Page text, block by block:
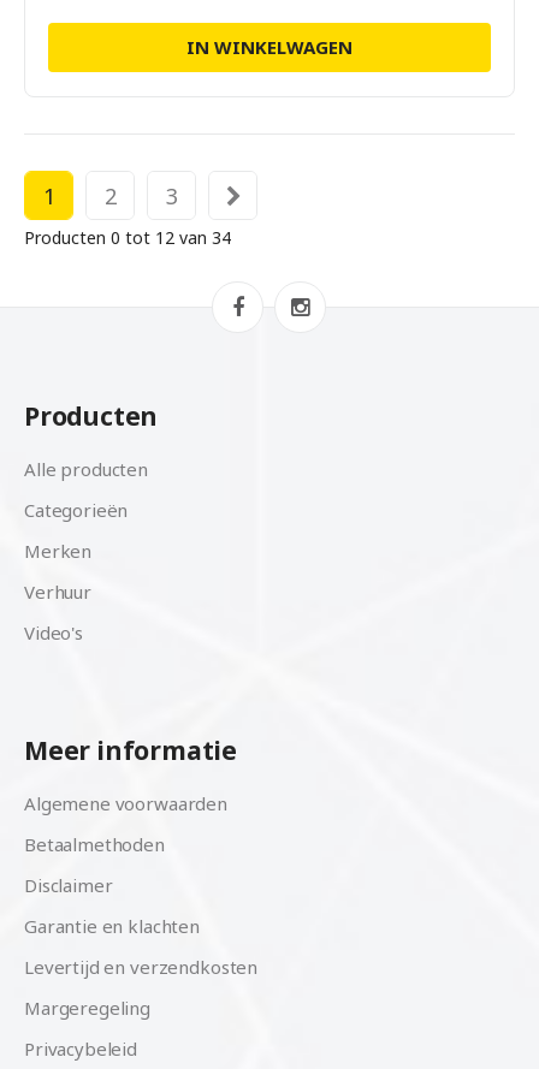
IN WINKELWAGEN
1 2 3
Producten 0 tot 12 van 34
Producten
Alle producten
Categorieën
Merken
Verhuur
Video's
Meer informatie
Algemene voorwaarden
Betaalmethoden
Disclaimer
Garantie en klachten
Levertijd en verzendkosten
Margeregeling
Privacybeleid